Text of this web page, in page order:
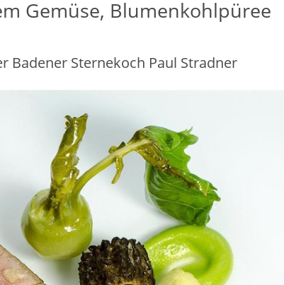
Gemüse, Blumenkohlpüree
Badener Sternekoch Paul Stradner